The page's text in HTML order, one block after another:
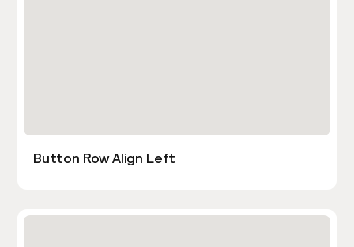
Button Row Align Left